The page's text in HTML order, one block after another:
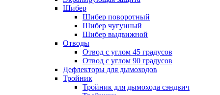
Шибер
Шибер поворотный
Шибер чугунный
Шибер выдвижной
Отводы
Отвод с углом 45 градусов
Отвод с углом 90 градусов
Дефлекторы для дымоходов
Тройник
Тройник для дымохода сэндвич